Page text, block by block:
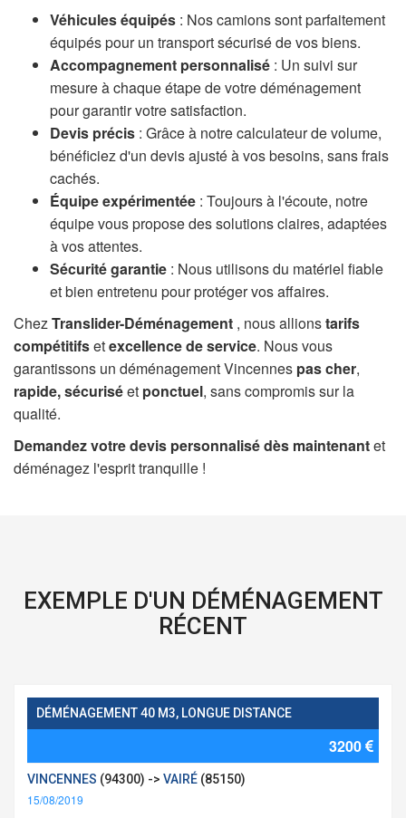
Véhicules équipés : Nos camions sont parfaitement
équipés pour un transport sécurisé de vos biens.
Accompagnement personnalisé : Un suivi sur
mesure à chaque étape de votre déménagement
pour garantir votre satisfaction.
Devis précis : Grâce à notre calculateur de volume,
bénéficiez d'un devis ajusté à vos besoins, sans frais
cachés.
Équipe expérimentée : Toujours à l'écoute, notre
équipe vous propose des solutions claires, adaptées
à vos attentes.
Sécurité garantie : Nous utilisons du matériel fiable
et bien entretenu pour protéger vos affaires.
ChezTranslider-Déménagement , nous allionstarifs
compétitifsetexcellence de service. Nous vous
garantissons un déménagement Vincennes pas cher,
rapide, sécuriséet ponctuel, sans compromis sur la
qualité.
Demandez votre devis personnalisé dès maintenantet
déménagez l'esprit tranquille !
EXEMPLE D'UN DÉMÉNAGEMENT
RÉCENT
DÉMÉNAGEMENT 40 M3, LONGUE DISTANCE
3200
VINCENNES (94300) -> VAIRÉ (85150)
15/08/2019